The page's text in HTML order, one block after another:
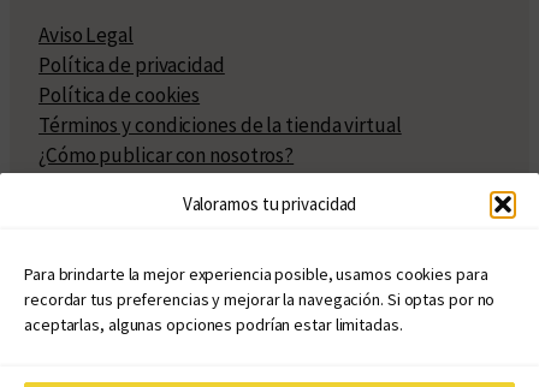
Valoramos tu privacidad
Para brindarte la mejor experiencia posible, usamos cookies para
recordar tus preferencias y mejorar la navegación. Si optas por no
aceptarlas, algunas opciones podrían estar limitadas.
Aviso Legal
Política de privacidad
Política de cookies
Términos y condiciones de la tienda virtual
¿Cómo publicar con nosotros?
Políticas de publicación
Políticas de coedición
Atribuciones